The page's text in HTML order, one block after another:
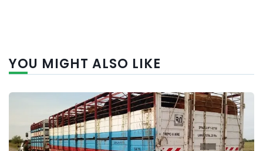
YOU MIGHT ALSO LIKE